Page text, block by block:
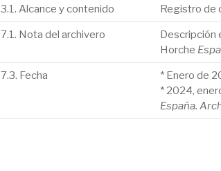
3.1. Alcance y contenido Registro de
7.1. Nota del archivero
Descripción
Horche
7.3. Fecha
* Enero de
* 2024,
España.